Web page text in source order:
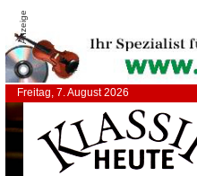
Anzeige
Freitag, 7. August 2026